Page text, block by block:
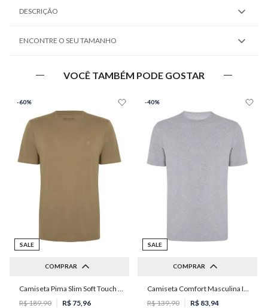
DESCRIÇÃO
ENCONTRE O SEU TAMANHO
VOCÊ TAMBÉM PODE GOSTAR
-60%
SALE
COMPRAR
M
R$189,90 R$ 75, 96
-40%
SALE
COMPRAR
P M G GG
R$139,90 R$ 83, 94